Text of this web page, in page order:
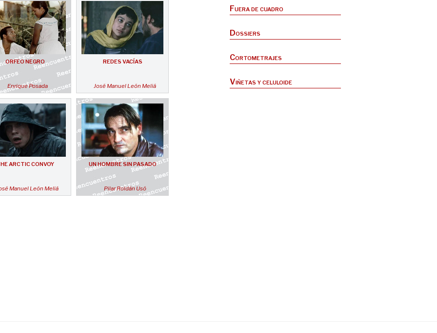
ORFEO NEGRO
Enrique Posada
REDES VACÍAS
José Manuel León Meliá
ARCTIC CONVOY
Manuel León Meliá
UN HOMBRE SIN PASADO
Pilar Roldán Usó
Fuera de cuadro
Dossiers
Cortometrajes
Viñetas y celuloide